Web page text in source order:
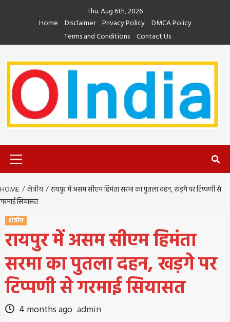
Thu. Aug 6th, 2026
Home
Disclaimer Privacy Policy DMCA Policy
Terms and Conditions Contact Us
HOME क्षेत्रीय
रायपुर में असम सीएम हिमंता सरमा का पुतला दहन, खड़गे पर टिप्पणी से
गरमाई सियासत
क्षेत्रीय
रायपुर में असम सीएम हिमंता
सरमा का पुतला दहन, खड़गे पर
टिप्पणी से गरमाई सियासत
4 months ago admin